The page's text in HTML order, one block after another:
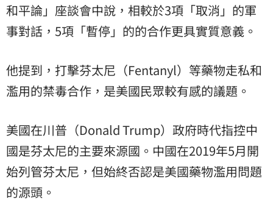
和平論」座談會中說，相較於3項「取消」的軍
事對話，5項「暫停」的的合作更具實質意義。
他提到，打擊芬太尼（Fentanyl）等藥物走私和
濫用的禁毒合作，是美國民眾較有感的議題。
美國在川普（Donald Trump）政府時代指控中
國是芬太尼的主要來源國。中國在2019年5月開
始列管芬太尼，但始終否認是美國藥物濫用問題
的源頭。